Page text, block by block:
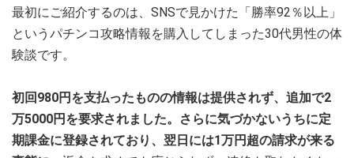
最初にご紹介するのは、SNSで見かけた「勝率92％以上」
というパチンコ攻略情報を購入してしまった30代男性の体
験談です。
初回980円を支払ったものの情報は提供されず、追加で2
万5000円を要求されました。さらに気づかないうちに定
期課金に登録されており、翌日には1万円超の請求が来る